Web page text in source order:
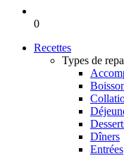
0
Recettes
Types de
Dîners
Entrées